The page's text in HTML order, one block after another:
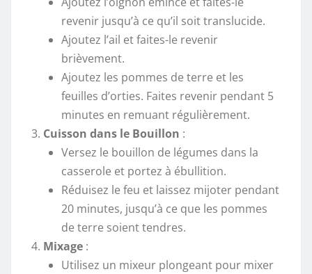
revenir jusqu’à ce qu’il soit translucide.
Ajoutez l’ail et faites-le revenir
brièvement.
Ajoutez les pommes de terre et les
feuilles d’orties. Faites revenir pendant 5
minutes en remuant régulièrement.
Cuisson dans le Bouillon :
Versez le bouillon de légumes dans la
casserole et portez à ébullition.
Réduisez le feu et laissez mijoter pendant
20 minutes, jusqu’à ce que les pommes
de terre soient tendres.
Mixage :
Utilisez un mixeur plongeant pour mixer